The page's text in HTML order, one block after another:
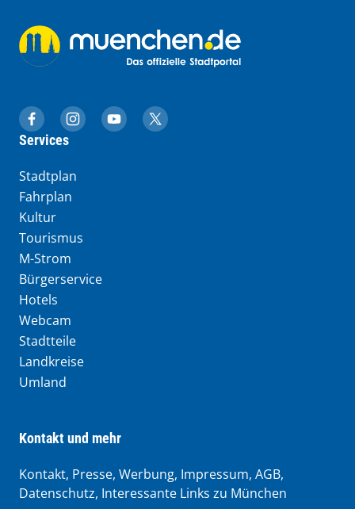
muenchen.de auf Facebook
muenchen.de auf Instagram
muenchen.de auf YouTube
muenchen.de auf X
Services
Stadtplan
Fahrplan
Kultur
Tourismus
M-Strom
Bürgerservice
Hotels
Webcam
Stadtteile
Landkreise
Umland
Kontakt und mehr
Kontakt, Presse, Werbung, Impressum, AGB,
Datenschutz, Interessante Links zu München